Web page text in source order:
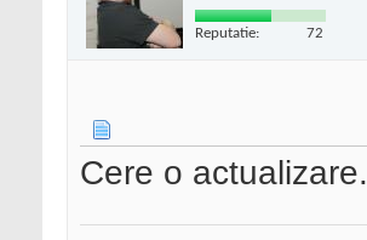
Reputatie: 72
Cere o actualizare.